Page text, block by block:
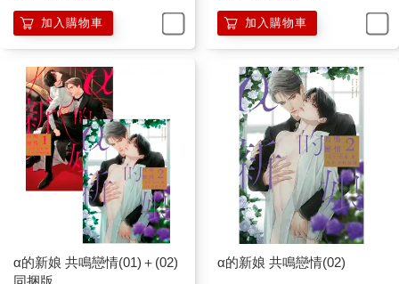
加入購物車 加入購物車
α的新娘 共鳴戀情(01)＋(02)
α的新娘 共鳴戀情(02)